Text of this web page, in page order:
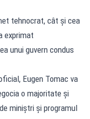
tehnocrat, cât și cea
exprimat
unui guvern condus
Eugen Tomac va
o majoritate și
miniștri și programul